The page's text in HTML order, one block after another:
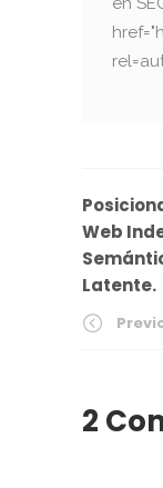
Web
Latente.
2